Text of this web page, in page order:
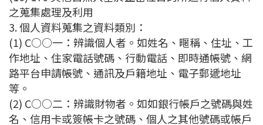
之蒐集處理及利用
3. 個人資料蒐集之資料類別：
(1) C○○一：辨識個人者。如姓名、暱稱、住址、工
作地址、住家電話號碼、行動電話、即時通帳號、網
路平台申請帳號、通訊及戶籍地址、電子郵遞地址
等。
(2) C○○二：辨識財物者。如如銀行帳戶之號碼與姓
名、信用卡或簽帳卡之號碼、個人之其他號碼或帳戶